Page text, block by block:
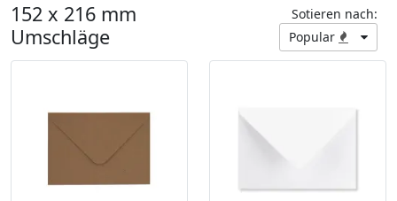
152 x 216 mm
Umschläge
Sotieren nach:
Popular